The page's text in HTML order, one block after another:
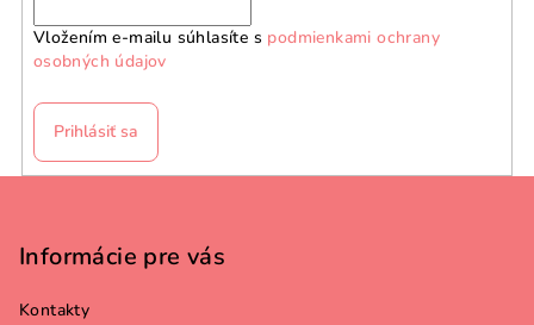
Vložením e-mailu súhlasíte s podmienkami ochrany
osobných údajov
Prihlásiť sa
Informácie pre vás
Kontakty